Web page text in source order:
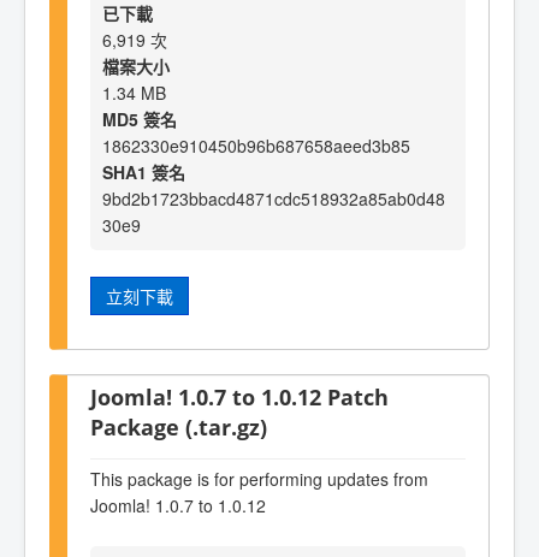
已下載
6,919 次
檔案大小
1.34 MB
MD5 簽名
1862330e910450b96b687658aeed3b85
SHA1 簽名
9bd2b1723bbacd4871cdc518932a85ab0d48
30e9
立刻下載
Joomla! 1.0.7 to 1.0.12 Patch
Package (.tar.gz)
This package is for performing updates from
Joomla! 1.0.7 to 1.0.12